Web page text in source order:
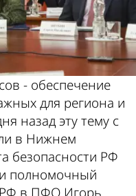
- обеспечение
для региона и
назад эту тему с
в Нижнем
безопасности РФ
полномочный
РФ в ПФО Игорь